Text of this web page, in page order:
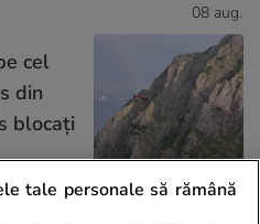
08 aug.
cel
din
blocați
tale personale să rămână